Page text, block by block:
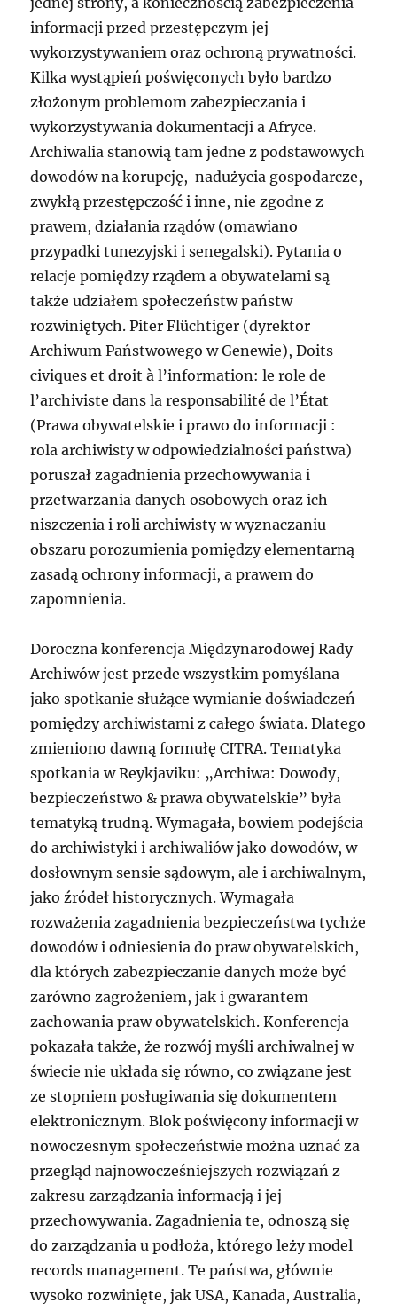
informacji przed przestępczym jej
wykorzystywaniem oraz ochroną prywatności.
Kilka wystąpień poświęconych było bardzo
złożonym problemom zabezpieczania i
wykorzystywania dokumentacji a Afryce.
Archiwalia stanowią tam jedne z podstawowych
dowodów na korupcję, nadużycia gospodarcze,
zwykłą przestępczość i inne, nie zgodne z
prawem, działania rządów (omawiano
przypadki tunezyjski i senegalski). Pytania o
relacje pomiędzy rządem a obywatelami są
także udziałem społeczeństw państw
rozwiniętych. Piter Flüchtiger (dyrektor
Archiwum Państwowego w Genewie), Doits
civiques et droit à l’information: le role de
l’archiviste dans la responsabilité de l’État
(Prawa obywatelskie i prawo do informacji :
rola archiwisty w odpowiedzialności państwa)
poruszał zagadnienia przechowywania i
przetwarzania danych osobowych oraz ich
niszczenia i roli archiwisty w wyznaczaniu
obszaru porozumienia pomiędzy elementarną
zasadą ochrony informacji, a prawem do
zapomnienia.
Doroczna konferencja Międzynarodowej Rady
Archiwów jest przede wszystkim pomyślana
jako spotkanie służące wymianie doświadczeń
pomiędzy archiwistami z całego świata. Dlatego
zmieniono dawną formułę CITRA. Tematyka
spotkania w Reykjaviku: „Archiwa: Dowody,
bezpieczeństwo & prawa obywatelskie” była
tematyką trudną. Wymagała, bowiem podejścia
do archiwistyki i archiwaliów jako dowodów, w
dosłownym sensie sądowym, ale i archiwalnym,
jako źródeł historycznych. Wymagała
rozważenia zagadnienia bezpieczeństwa tychże
dowodów i odniesienia do praw obywatelskich,
dla których zabezpieczanie danych może być
zarówno zagrożeniem, jak i gwarantem
zachowania praw obywatelskich. Konferencja
pokazała także, że rozwój myśli archiwalnej w
świecie nie układa się równo, co związane jest
ze stopniem posługiwania się dokumentem
elektronicznym. Blok poświęcony informacji w
nowoczesnym społeczeństwie można uznać za
przegląd najnowocześniejszych rozwiązań z
zakresu zarządzania informacją i jej
przechowywania. Zagadnienia te, odnoszą się
do zarządzania u podłoża, którego leży model
records management. Te państwa, głównie
wysoko rozwinięte, jak USA, Kanada, Australia,